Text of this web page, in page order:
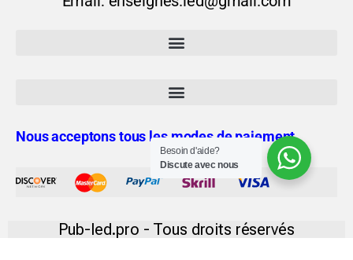
Nous acceptons tous les modes de paiement
Pub-led.pro - Tous droits réservés
Besoin d'aide?
Discute avec nous